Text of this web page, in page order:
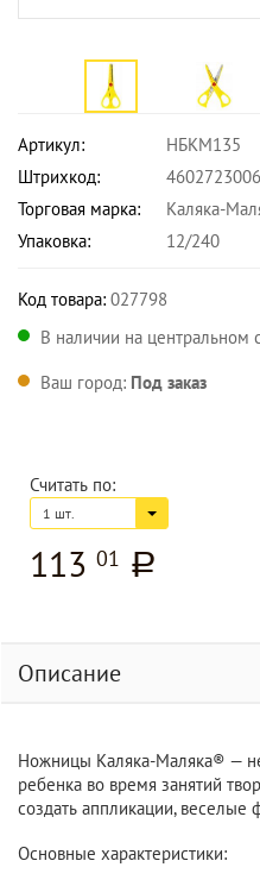
Артикул:
НБКМ135
Штрихкод:
Торговая марка:
Каляка-
Упаковка:
12/240
Код товара: 027798
В наличии на центральном
Ваш город: Под заказ
Считать по:
1 шт.
113 01 a
Описание
Ножницы Каляка-Маляка® —
ребенка во время занятий
создать аппликации, веселые
Основные характеристики: